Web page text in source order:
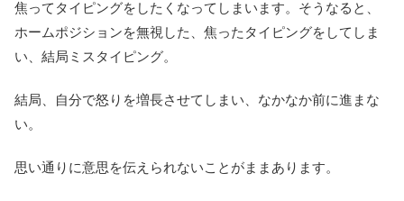
焦ってタイピングをしたくなってしまいます。そうなると、
ホームポジションを無視した、焦ったタイピングをしてしま
い、結局ミスタイピング。
結局、自分で怒りを増長させてしまい、なかなか前に進まな
い。
思い通りに意思を伝えられないことがままあります。